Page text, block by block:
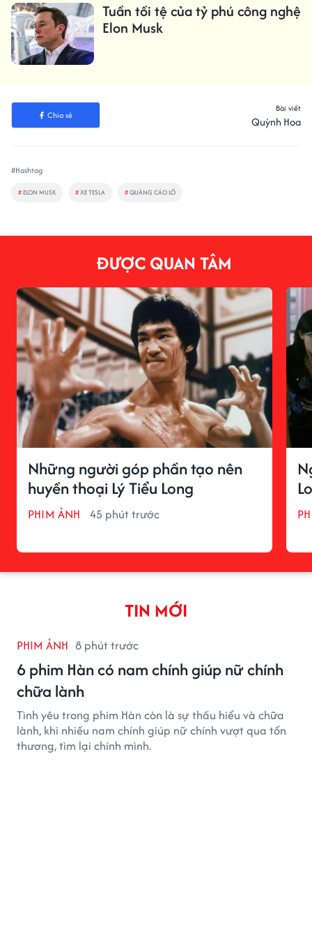
Tuần tồi tệ của tỷ phú công nghệ
Elon Musk
Chia sẻ
Bài viết
Quỳnh Hoa
#Hashtag
# ELON MUSK #XE TESLA #QUẢNG CÁO LỐ
ĐƯỢC QUAN TÂM
Những người góp phần tạo nên
huyền thoại Lý Tiểu Long
PHIM ẢNH 45 phút trước
TIN MỚI
PHIM ẢNH 8 phút trước
6 phim Hàn có nam chính giúp nữ chính
chữa lành
Tình yêu trong phim Hàn còn là sự thấu hiểu và chữa
lành, khi nhiều nam chính giúp nữ chính vượt qua tổn
thương, tìm lại chính mình.